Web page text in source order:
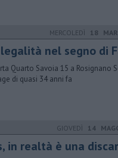
MERCOLEDÌ 18
nel segno di
Quarto Savoia 15 a Rosignano
di quasi 34 anni fa
GIOVEDÌ 14
in realtà è una